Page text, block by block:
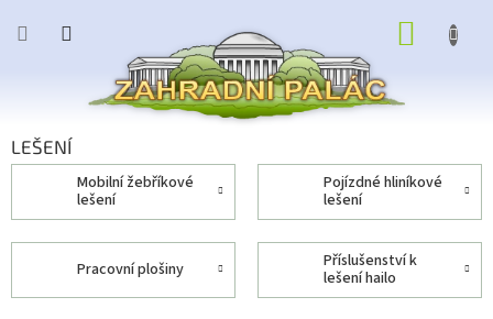
LEŠENÍ
mobilní žebříkové
lešení
pojízdné hliníkové
lešení
pracovní plošiny
příslušenství k
lešení hailo